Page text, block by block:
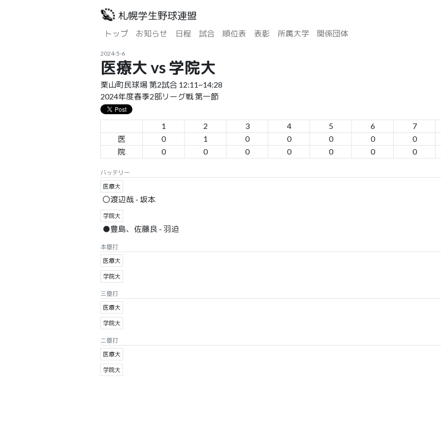
札幌学生野球連盟
トップ お知らせ 日程 試合 順位表 表彰 所属大学 関係団体
2024-5-6
医療大 vs 学院大
栗山町民球場 第2試合 12:11~14:28
2024年度春季2部リーグ戦 第一節
1 2 3 4 5 6 7
医
0 1 0 0 0 0 0
院
0 0 0 0 0 0 0
バッテリー
医療大
〇渡辺哉 - 坂本
学院大
●豊島、佐藤良 - 羽迫
本塁打
医療大
学院大
三塁打
医療大
学院大
二塁打
医療大
学院大